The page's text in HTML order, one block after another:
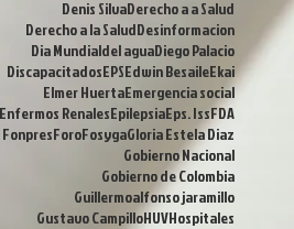
Denis SilvaDerecho a a Salud
Derecho a la SaludDesinformacion
Dia Mundialdel aguaDiego Palacio
DiscapacitadosEPSEdwin BesaileEkai
Elmer HuertaEmergencia social
Enfermos RenalesEpilepsiaEps. IssFDA
FonpresForoFosygaGloria Estela Diaz
Gobierno Nacional
Gobierno de Colombia
Guillermoalfonso jaramillo
Gustavo CampilloHUVHospitales